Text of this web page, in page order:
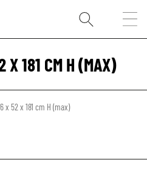
X 181 CM H (MAX)
52 x 181 cm H (max)